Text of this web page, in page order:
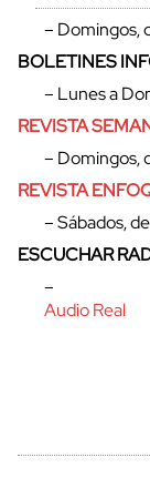
– Domingos,
BOLETINES
– Lunes a
REVISTA
– Domingos,
REVISTA
– Sábados,
ESCUCHAR
–
Audio Real